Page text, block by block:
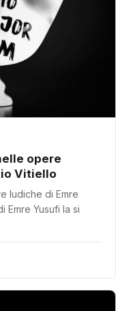
opere
Maurizio Vitiello
ludiche di Emre
Emre Yusufi la si